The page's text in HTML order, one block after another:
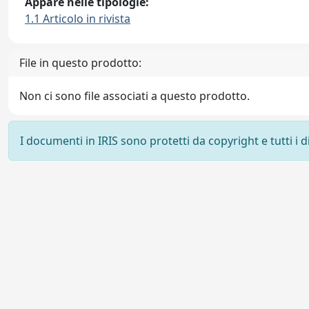
1.1 Articolo in rivista
File in questo prodotto:
Non ci sono file associati a questo prodotto.
I documenti in IRIS sono protetti da copyright e tutti i